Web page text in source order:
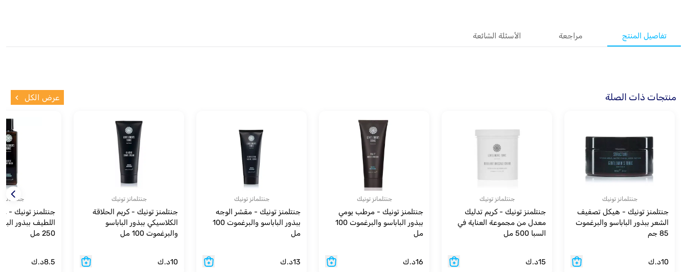
تفاصيل المنتج مراجعة الأسئلة الشائعة
منتجات ذات الصلة عرض الكل
جنتلمانز تونيك
جنتلمنز تونيك - هيكل تصفيف
الشعر ببذور الباباسو والبرغموت
85 جم
10د.ك
جنتلمانز تونيك
جنتلمنز تونيك - كريم تدليك
معدل من مجموعة العناية في
السبا 500 مل
15د.ك
جنتلمانز تونيك
جنتلمنز تونيك - مرطب يومي
ببذور الباباسو والبرغموت 100
مل
16د.ك
جنتلمانز تونيك
جنتلمنز تونيك - مقشر الوجه
ببذور الباباسو والبرغموت 100
مل
13د.ك
جنتلمانز تونيك
جنتلمنز تونيك - كريم الحلاقة
الكلاسيكي ببذور الباباسو
والبرغموت 100 مل
10د.ك
جنتلمانز
جنتلمنز تونيك -
اللطيف ببذور
250 مل
8.5د.ك